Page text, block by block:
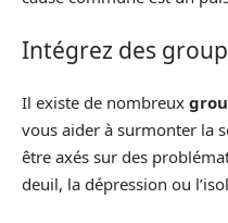
Intégrez des
Il existe de nombreux
vous aider à surmonter la
être axés sur des
deuil, la dépression ou